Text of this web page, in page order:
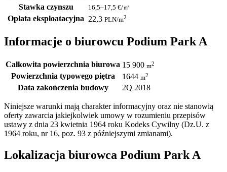
Stawka czynszu 16,5–17,5 €/㎡
Opłata eksploatacyjna 22,3 PLN/m2
Informacje o biurowcu Podium Park A
Całkowita powierzchnia biurowa 15 900 m2
Powierzchnia typowego piętra 1644 m2
Data zakończenia budowy 2Q 2018
Niniejsze warunki mają charakter informacyjny oraz nie stanowią
oferty zawarcia jakiejkolwiek umowy w rozumieniu przepisów
ustawy z dnia 23 kwietnia 1964 roku Kodeks Cywilny (Dz.U. z
1964 roku, nr 16, poz. 93 z późniejszymi zmianami).
Lokalizacja biurowca Podium Park A